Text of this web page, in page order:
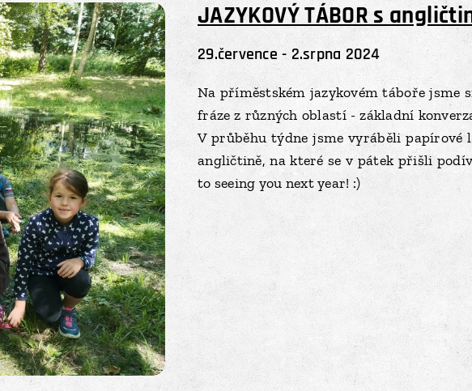
JAZYKOVÝ TÁBOR s
29.července - 2.srpna 2024
Na příměstském jazykovém táboře jsme
fráze z různých oblastí - základní
V průběhu týdne jsme vyráběli
angličtině, na které se v pátek přišli
to seeing you next year! :)